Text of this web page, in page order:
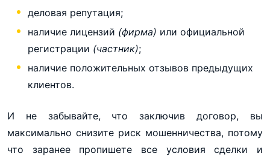
деловая репутация;
наличие лицензий (фирма) или официальной
регистрации (частник);
наличие положительных отзывов предыдущих
клиентов.
И не забывайте, что заключив договор, вы
максимально снизите риск мошенничества, потому
что заранее пропишете все условия сделки и